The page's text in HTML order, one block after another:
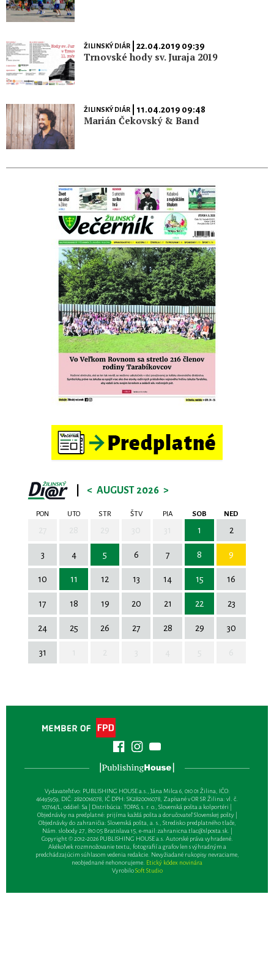
ŽILINSKÝ DIÁR| 22.04.2019 09:39
Trnovské hody sv. Juraja 2019
ŽILINSKÝ DIÁR| 11.04.2019 09:48
Marián Čekovský & Band
< AUGUST 2026 >
PON UTO STR ŠTV PIA SOB NED
1 2
3 4 5 6 7 8 9
10 11 12 13 14 15 16
17 18 19 20 21 22 23
24 25 26 27 28 29 30
31
Vydavateľsťvo: PUBLISHING HOUSE a.s., Jána Milca 6, 010 01 Žilina, IČO:
46495959, DIČ: 2820016078, IČ DPH: SK2820016078, Zapísané v OR SR Žilina: vl. č.
10764/L, oddiel: Sa | Distribúcia: TOPAS, s. r. o., Slovenská pošta a kolportéri |
Objednávky na predplatné: prijíma každá pošta a doručovateľ Slovenskej pošty |
Objednávky do zahraničia: Slovenská pošta, a. s., Stredisko predplatného tlače,
Nám. slobody 27, 810 05 Bratislava 15, e-mail:zahranicna.tlac@slposta.sk. |
Copyright © 2012-2026 PUBLISHING HOUSE a.s. Autorské práva vyhradené.
Akékoľvek rozmnožovanie textu, fotografií a grafov len s výhradným a
predchádzajúcim súhlasom vedenia redakcie. Nevyžiadané rukopisy nevraciame,
neobjednané nehonorujeme. Etický kódex novinára
VyrobiloSoft Studio